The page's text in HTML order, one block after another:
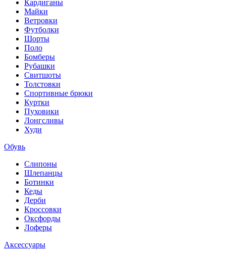
Кардиганы
Майки
Ветровки
Футболки
Шорты
Поло
Бомберы
Рубашки
Свитшоты
Толстовки
Спортивные брюки
Куртки
Пуховики
Лонгсливы
Худи
Обувь
Слипоны
Шлепанцы
Ботинки
Кеды
Дерби
Кроссовки
Оксфорды
Лоферы
Аксессуары